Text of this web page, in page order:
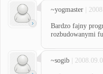
~yogmaster |
Bardzo fajny
rozbudowanymi
~sogib |